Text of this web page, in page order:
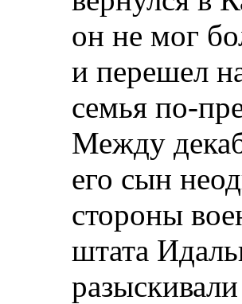
он не мог
и перешел
семья
Между
его сын
стороны
штата